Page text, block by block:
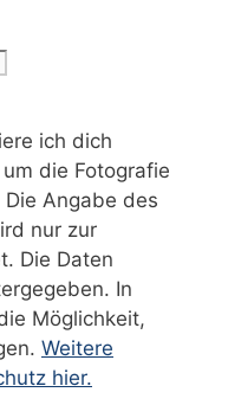
ich dich
die Fotografie
Angabe des
nur zur
Die Daten
In
Möglichkeit,
Weitere
hier.